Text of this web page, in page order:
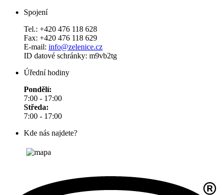
Spojení
Tel.: +420 476 118 628
Fax: +420 476 118 629
E-mail: info@zelenice.cz
ID datové schránky: m9vb2tg
Úřední hodiny
Pondělí:
7:00 - 17:00
Středa:
7:00 - 17:00
Kde nás najdete?